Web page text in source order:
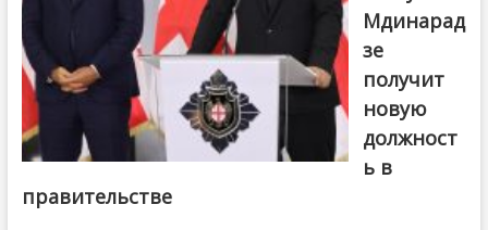
Мдинарад
зе
получит
новую
должност
ь в
правительстве